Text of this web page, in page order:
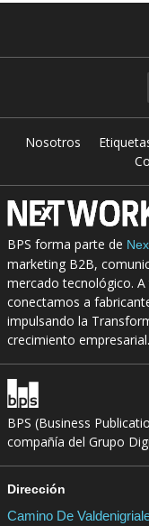
Nosotros
BPS forma parte de
marketing B2B,
mercado tecnológico.
conectamos a
impulsando la
crecimiento empresarial.
BPS (Business
compañía del Grupo
Dirección
Camino De